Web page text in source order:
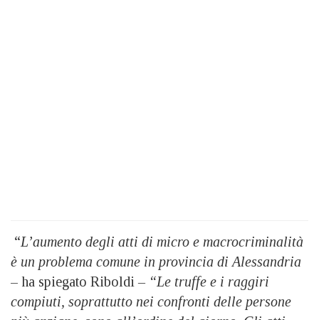
“L’aumento degli atti di micro e macrocriminalità
è un problema comune in provincia di Alessandria
– ha spiegato Riboldi – “Le truffe e i raggiri
compiuti, soprattutto nei confronti delle persone